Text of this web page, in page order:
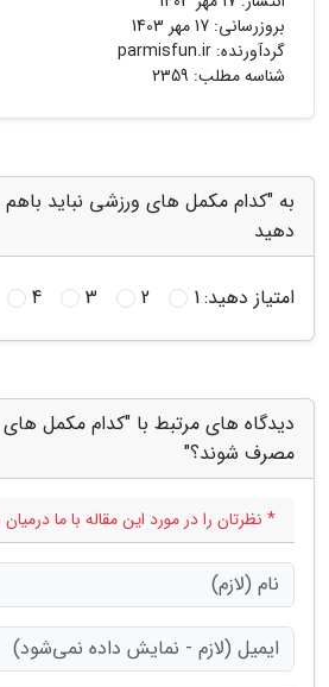
بروزرسانی: 17 مهر 1403
گردآورنده: parmisfun.ir
شناسه مطلب: 2359
به "کدام مکمل های ورزشی نباید
دهید
امتیاز دهید:1
2
3
4
دیدگاه های مرتبط با "کدام مکمل
مصرف شوند؟"
* نظرتان را در مورد این مقاله با ما درمیان